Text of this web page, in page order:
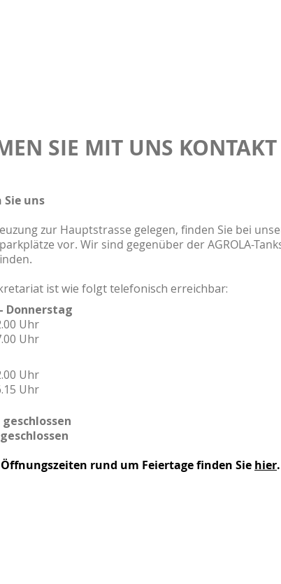
SIE MIT UNS
Sie uns
zur Hauptstrasse gelegen, finden Sie bei
vor. Wir sind gegenüber der AGROLA-
ist wie folgt telefonisch erreichbar:
Donnerstag
Uhr
Uhr
Uhr
Uhr
rund um Feiertage finden Sie hier.